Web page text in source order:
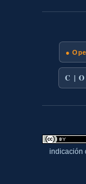
●
C |
indicación